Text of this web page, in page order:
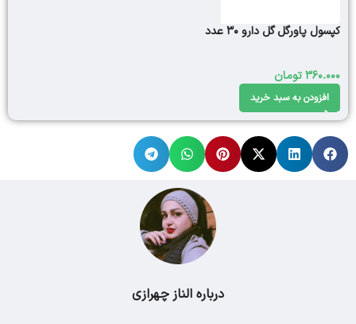
کپسول پاورگل گل دارو 30 عدد
360.000تومان
افزودن به سبد خرید
درباره الناز چهرازی